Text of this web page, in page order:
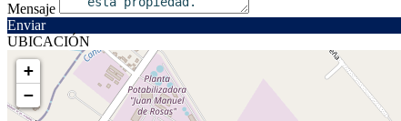
Mensaje
Enviar
UBICACIÓN
+
−